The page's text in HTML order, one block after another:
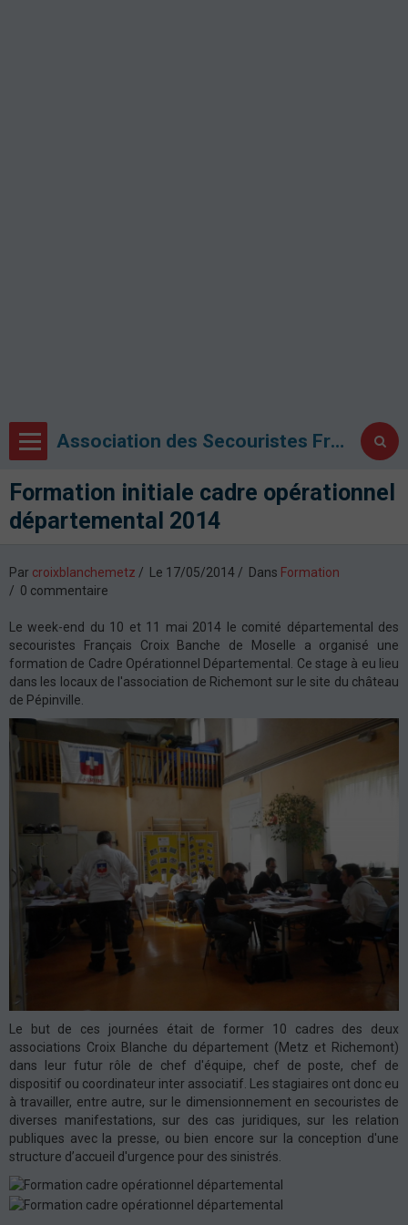
Association des Secouristes Français Croix Blanche de Metz
Formation initiale cadre opérationnel
départemental 2014
Par croixblanchemetz Le 17/05/2014 Dans Formation
0 commentaire
Le week-end du 10 et 11 mai 2014 le comité départemental des
secouristes Français Croix Banche de Moselle a organisé une
formation de Cadre Opérationnel Départemental. Ce stage à eu lieu
dans les locaux de l'association de Richemont sur le site du château
de Pépinville.
Le but de ces journées était de former 10 cadres des deux
associations Croix Blanche du département (Metz et Richemont)
dans leur futur rôle de chef d'équipe, chef de poste, chef de
dispositif ou coordinateur inter associatif. Les stagiaires ont donc eu
à travailler, entre autre, sur le dimensionnement en secouristes de
diverses manifestations, sur des cas juridiques, sur les relation
publiques avec la presse, ou bien encore sur la conception d'une
structure d’accueil d'urgence pour des sinistrés.